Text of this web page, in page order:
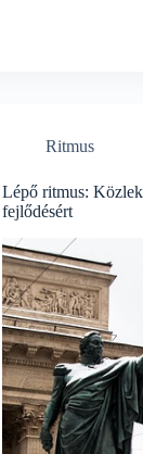
Ritmus
Lépő ritmus:
fejlődésért